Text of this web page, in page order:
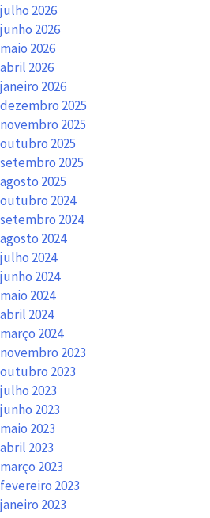
julho 2026
junho 2026
maio 2026
abril 2026
janeiro 2026
dezembro 2025
novembro 2025
outubro 2025
setembro 2025
agosto 2025
outubro 2024
setembro 2024
agosto 2024
julho 2024
junho 2024
maio 2024
abril 2024
março 2024
novembro 2023
outubro 2023
julho 2023
junho 2023
maio 2023
abril 2023
março 2023
fevereiro 2023
janeiro 2023